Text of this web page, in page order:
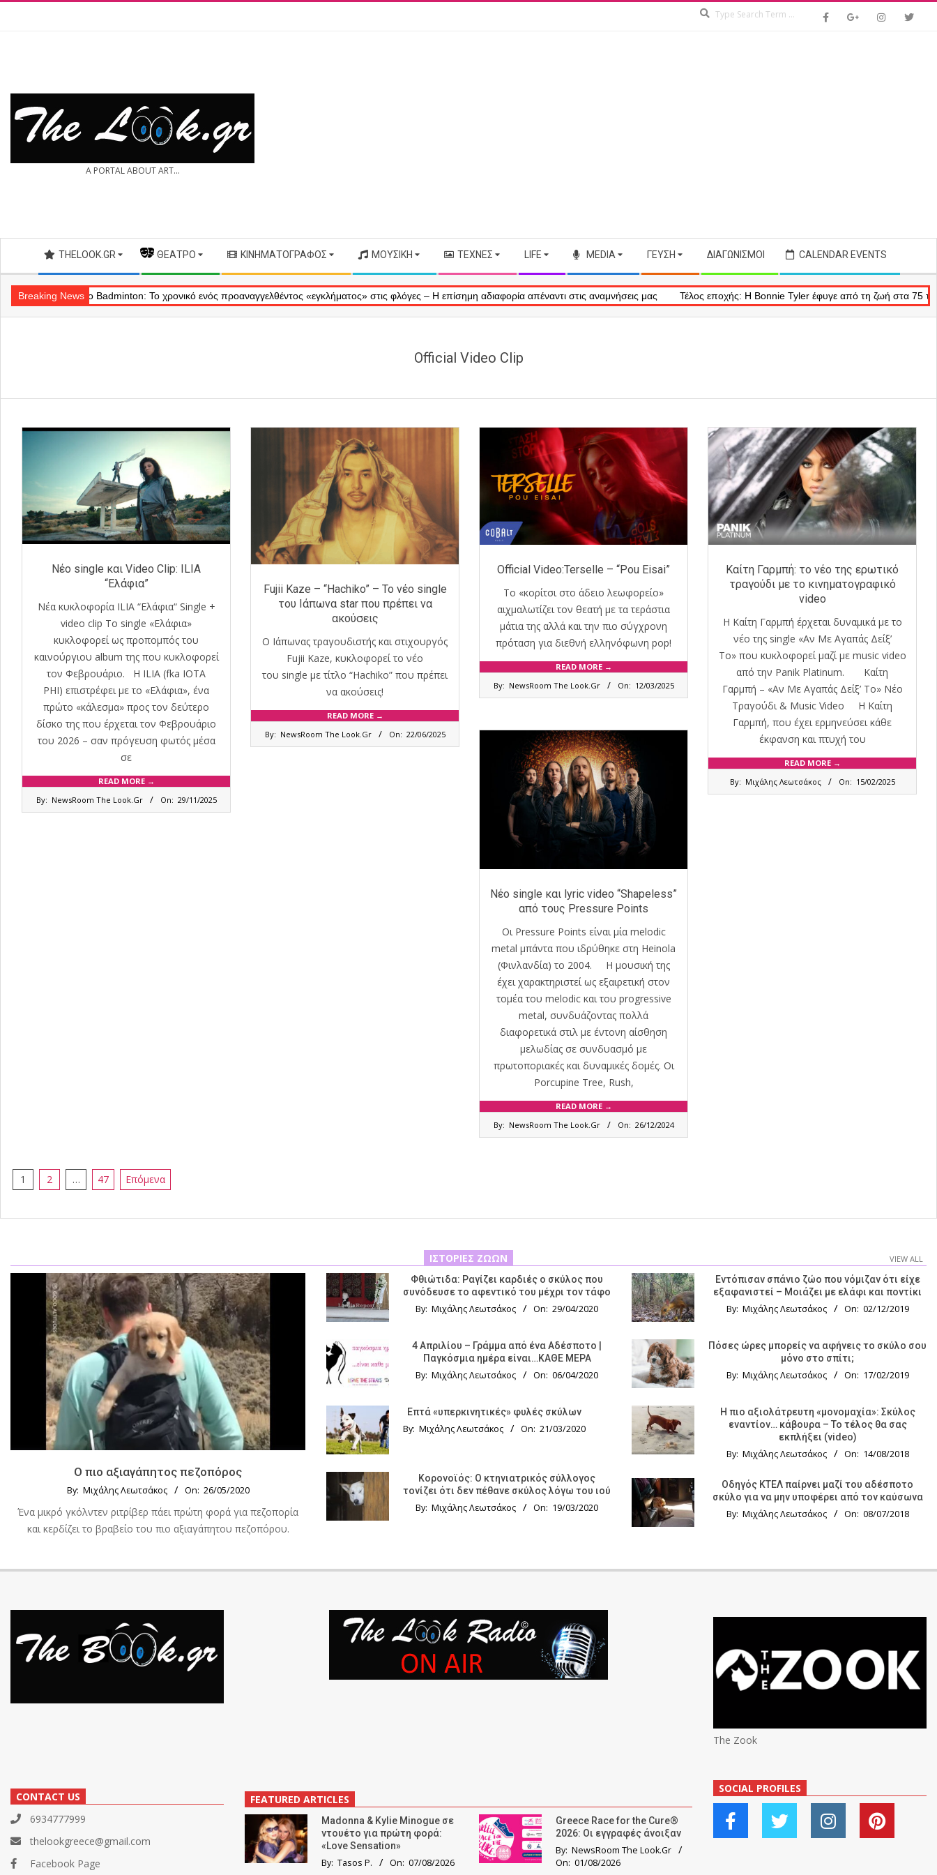
THE A PORTAL ABOUT ART...
Secondary
Navigation
Menu
THELOOK.GR — ΘΈΑΤΡΟ ΚΙΝΗΜΑΤΟΓΡΆΦΟΣ ΜΟΥΣΙΚΉ ΤΈΧΝΕΣ LIFE MEDIA ΓΕΎΣΗ ΔΙΑΓΩΝΙΣΜΟΊ CALENDAR EVENTS
Breaking News
Θέατρο Badminton: Το χρονικό ενός προαναγγελθέντος «εγκλήματος» στις φλόγες – Η επίσημη αδιαφορία απέναντι στις αναμνήσεις μας Τέλος εποχής: Η Bonnie Tyler έφυγε από τη ζωή στα 75 της
Official Video Clip
Νέο single και Video Clip: ILIA
“Ελάφια”
Νέα κυκλοφορία ILIA “Ελάφια“ Single +
video clip Το single «Ελάφια»
κυκλοφορεί ως προπομπός του
καινούργιου album της που κυκλοφορεί
τον Φεβρουάριο. Η ILIA (fka IOTA
PHI) επιστρέφει με το «Ελάφια», ένα
πρώτο «κάλεσμα» προς τον δεύτερο
δίσκο της που έρχεται τον Φεβρουάριο
του 2026 – σαν πρόγευση φωτός μέσα
σε
READ MORE →
By: NewsRoom The Look.Gr On: 29/11/2025
Fujii Kaze – “Hachiko” – Το νέο single
του Ιάπωνα star που πρέπει να
ακούσεις
Ο Ιάπωνας τραγουδιστής και στιχουργός
Fujii Kaze, κυκλοφορεί το νέο
του single με τίτλο “Hachiko” που πρέπει
να ακούσεις!
READ MORE →
By: NewsRoom The Look.Gr On: 22/06/2025
Official Video:Terselle – “Pou Eisai”
Το «κορίτσι στο άδειο λεωφορείο»
αιχμαλωτίζει τον θεατή με τα τεράστια
μάτια της αλλά και την πιο σύγχρονη
πρόταση για διεθνή ελληνόφωνη pop!
READ MORE →
By: NewsRoom The Look.Gr On: 12/03/2025
Καίτη Γαρμπή: το νέο της ερωτικό
τραγούδι με το κινηματογραφικό
video
Η Καίτη Γαρμπή έρχεται δυναμικά με το
νέο της single «Αν Με Αγαπάς Δείξ’
Το» που κυκλοφορεί μαζί με music video
από την Panik Platinum. Καίτη
Γαρμπή – «Αν Με Αγαπάς Δείξ’ Το» Νέο
Τραγούδι & Music Video H Καίτη
Γαρμπή, που έχει ερμηνεύσει κάθε
έκφανση και πτυχή του
READ MORE →
By: Μιχάλης Λεωτσάκος On: 15/02/2025
Nέο single και lyric video “Shapeless”
από τους Pressure Points
Οι Pressure Points είναι μία melodic
metal μπάντα που ιδρύθηκε στη Heinola
(Φινλανδία) το 2004. Η μουσική της
έχει χαρακτηριστεί ως εξαιρετική στον
τομέα του melodic και του progressive
metal, συνδυάζοντας πολλά
διαφορετικά στιλ με έντονη αίσθηση
μελωδίας σε συνδυασμό με
πρωτοποριακές και δυναμικές δομές. Οι
Porcupine Tree, Rush,
READ MORE →
By: NewsRoom The Look.Gr On: 26/12/2024
Σελιδοποίηση
1 2 … 47 Επόμενα
ΙΣΤΟΡΊΕΣ ΖΏΩΝ VIEW ALL
Ο πιο αξιαγάπητος πεζοπόρος
By: Μιχάλης Λεωτσάκος On: 26/05/2020
Ένα μικρό γκόλντεν ριτρίβερ πάει πρώτη φορά για πεζοπορία
και κερδίζει το βραβείο του πιο αξιαγάπητου πεζοπόρου.
Φθιώτιδα: Ραγίζει καρδιές ο σκύλος που
συνόδευσε το αφεντικό του μέχρι τον τάφο
By: Μιχάλης Λεωτσάκος On: 29/04/2020
4 Απριλίου – Γράμμα από ένα Αδέσποτο |
Παγκόσμια ημέρα είναι…ΚΑΘΕ ΜΕΡΑ
By: Μιχάλης Λεωτσάκος On: 06/04/2020
Επτά «υπερκινητικές» φυλές σκύλων
By: Μιχάλης Λεωτσάκος On: 21/03/2020
Κορονοϊός: Ο κτηνιατρικός σύλλογος
τονίζει ότι δεν πέθανε σκύλος λόγω του ιού
By: Μιχάλης Λεωτσάκος On: 19/03/2020
Εντόπισαν σπάνιο ζώο που νόμιζαν ότι είχε
εξαφανιστεί – Μοιάζει με ελάφι και ποντίκι
By: Μιχάλης Λεωτσάκος On: 02/12/2019
Πόσες ώρες μπορείς να αφήνεις το σκύλο σου
μόνο στο σπίτι;
By: Μιχάλης Λεωτσάκος On: 17/02/2019
Η πιο αξιολάτρευτη «μονομαχία»: Σκύλος
εναντίον… κάβουρα – Το τέλος θα σας
εκπλήξει (video)
By: Μιχάλης Λεωτσάκος On: 14/08/2018
Οδηγός KTΕΛ παίρνει μαζί του αδέσποτο
σκύλο για να μην υποφέρει από τον καύσωνα
By: Μιχάλης Λεωτσάκος On: 08/07/2018
CONTACT US
6934777999
thelookgreece@gmail.com
Facebook Page
FEATURED ARTICLES
Madonna & Kylie Minogue σε
ντουέτο για πρώτη φορά:
«Love Sensation»
By: Tasos P. On: 07/08/2026
Greece Race for the Cure®
2026: Οι εγγραφές άνοιξαν
By: NewsRoom The Look.Gr
On: 01/08/2026
The Zook
SOCIAL PROFILES